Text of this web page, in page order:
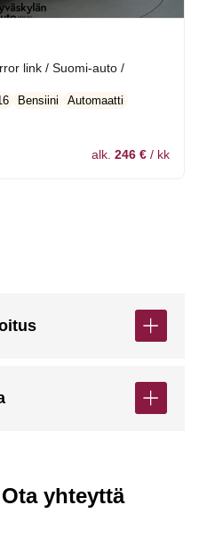
link / Suomi-auto /
Bensiini
Automaatti
alk. 246 € / kk
yhteyttä